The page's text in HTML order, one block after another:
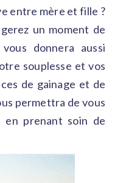
entre mère et fille ?
un moment de
donnera aussi
souplesse et vos
de gainage et de
permettra de vous
en prenant soin de